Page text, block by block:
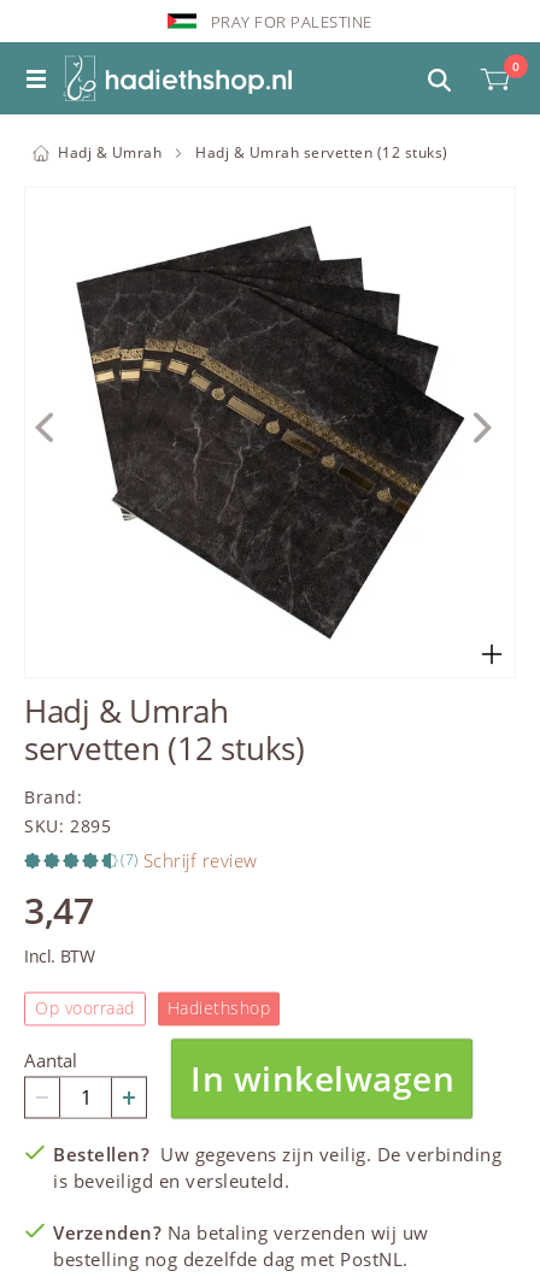
PRAY FOR PALESTINE
0
Hadj & Umrah Hadj & Umrah servetten (12 stuks)
Hadj & Umrah
servetten (12 stuks)
Brand:
SKU: 2895
(7) Schrijf review
3,47
Incl. BTW
Op voorraad Hadiethshop
Aantal In winkelwagen
Bestellen? Uw gegevens zijn veilig. De verbinding
is beveiligd en versleuteld.
Verzenden? Na betaling verzenden wij uw
bestelling nog dezelfde dag met PostNL.